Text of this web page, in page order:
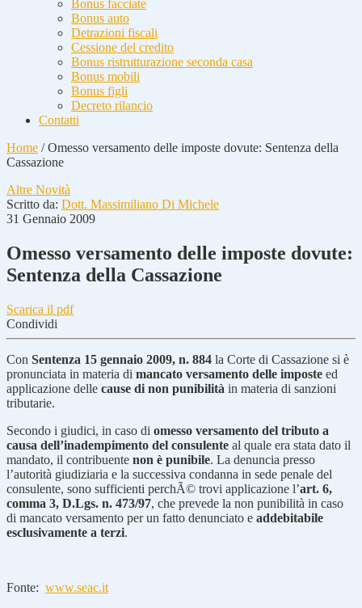
Bonus facciate
Bonus auto
Detrazioni fiscali
Cessione del credito
Bonus ristrutturazione seconda casa
Bonus mobili
Bonus figli
Decreto rilancio
Contatti
Home /Omesso versamento delle imposte dovute: Sentenza della
Cassazione
Altre Novità
Scritto da: Dott. Massimiliano Di Michele
31 Gennaio 2009
Omesso versamento delle imposte dovute:
Sentenza della Cassazione
Scarica il pdf
Condividi
Con Sentenza 15 gennaio 2009, n. 884 la Corte di Cassazione si è
pronunciata in materia di mancato versamento delle imposte ed
applicazione delle cause di non punibilità in materia di sanzioni
tributarie.
Secondo i giudici, in caso di omesso versamento del tributo a
causa dell’inadempimento del consulente al quale era stata dato il
mandato, il contribuente non è punibile. La denuncia presso
l’autorità giudiziaria e la successiva condanna in sede penale del
consulente, sono sufficienti perchÃ© trovi applicazione l’art. 6,
comma 3, D.Lgs. n. 473/97, che prevede la non punibilità in caso
di mancato versamento per un fatto denunciato e addebitabile
esclusivamente a terzi.
Fonte: www.seac.it